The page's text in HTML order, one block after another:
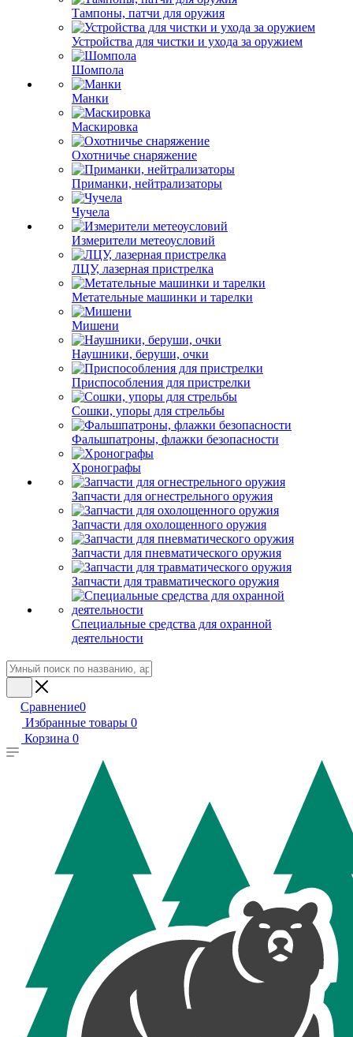
Тампоны, патчи для оружия
Устройства для чистки и ухода за оружием
Шомпола
Манки
Маскировка
Охотничье снаряжение
Приманки, нейтрализаторы
Чучела
Измерители метеоусловий
ЛЦУ, лазерная пристрелка
Метательные машинки и тарелки
Мишени
Наушники, беруши, очки
Приспособления для пристрелки
Сошки, упоры для стрельбы
Фальшпатроны, флажки безопасности
Хронографы
Запчасти для огнестрельного оружия
Запчасти для охолощенного оружия
Запчасти для пневматического оружия
Запчасти для травматического оружия
Специальные средства для охранной
деятельности
Сравнение0
Избранные товары 0
Корзина 0